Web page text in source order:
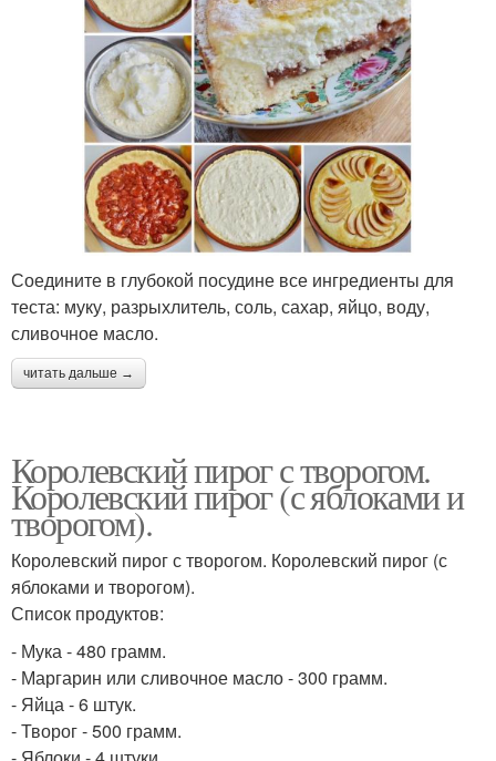
Соедините в глубокой посудине все ингредиенты для
теста: муку, разрыхлитель, соль, сахар, яйцо, воду,
сливочное масло.
читать дальше →
Королевский пирог с творогом.
Королевский пирог (с яблоками и
творогом).
Королевский пирог с творогом. Королевский пирог (с
яблоками и творогом).
Список продуктов:
- Мука - 480 грамм.
- Маргарин или сливочное масло - 300 грамм.
- Яйца - 6 штук.
- Творог - 500 грамм.